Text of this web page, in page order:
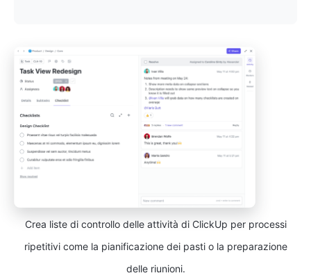
Crea liste di controllo delle attività di ClickUp per processi
ripetitivi come la pianificazione dei pasti o la preparazione
delle riunioni.